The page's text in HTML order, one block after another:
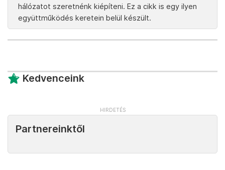
hálózatot szeretnénk kiépíteni. Ez a cikk is egy ilyen
együttműködés keretein belül készült.
Kedvenceink
Partnereinktől